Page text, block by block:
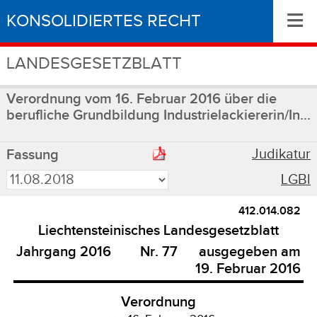
KONSOLIDIERTES RECHT
LANDESGESETZBLATT
≡
Verordnung vom 16. Februar 2016 über die
berufliche Grundbildung Industrielackiererin/In...
Fassung
Judikatur
LGBl